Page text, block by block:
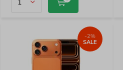
-2%
SALE